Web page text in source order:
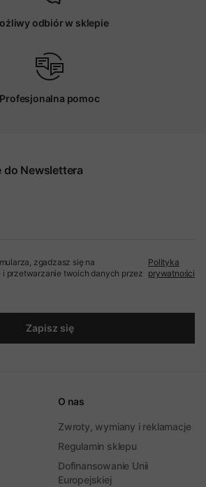
odbiór w sklepie
Profesjonalna pomoc
do Newslettera
zgadzasz się na
przetwarzanie twoich danych przez
Polityka
prywatności
Zapisz się
O nas
Zwroty, wymiany i reklamacje
Regulamin sklepu
Dofinansowanie Unii
Europejskiej